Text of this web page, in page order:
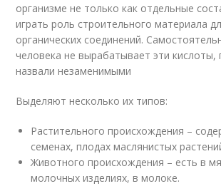
организме не только как отдельные
играть роль строительного материала
органических соединений.
человека не вырабатывает эти кислоты,
назвали незаменимыми
Выделяют несколько их типов:
Растительного происхождения –
семенах, плодах маслянистых
Животного происхождения – есть в
молочных изделиях, в молоке.